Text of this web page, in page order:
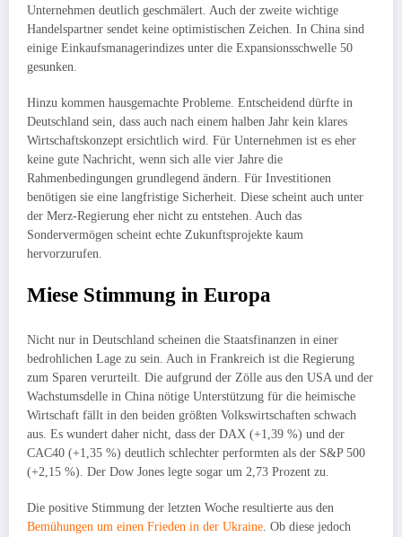
Unternehmen deutlich geschmälert. Auch der zweite wichtige
Handelspartner sendet keine optimistischen Zeichen. In China sind
einige Einkaufsmanagerindizes unter die Expansionsschwelle 50
gesunken.
Hinzu kommen hausgemachte Probleme. Entscheidend dürfte in
Deutschland sein, dass auch nach einem halben Jahr kein klares
Wirtschaftskonzept ersichtlich wird. Für Unternehmen ist es eher
keine gute Nachricht, wenn sich alle vier Jahre die
Rahmenbedingungen grundlegend ändern. Für Investitionen
benötigen sie eine langfristige Sicherheit. Diese scheint auch unter
der Merz-Regierung eher nicht zu entstehen. Auch das
Sondervermögen scheint echte Zukunftsprojekte kaum
hervorzurufen.
Miese Stimmung in Europa
Nicht nur in Deutschland scheinen die Staatsfinanzen in einer
bedrohlichen Lage zu sein. Auch in Frankreich ist die Regierung
zum Sparen verurteilt. Die aufgrund der Zölle aus den USA und der
Wachstumsdelle in China nötige Unterstützung für die heimische
Wirtschaft fällt in den beiden größten Volkswirtschaften schwach
aus. Es wundert daher nicht, dass der DAX (+1,39 %) und der
CAC40 (+1,35 %) deutlich schlechter performten als der S&P 500
(+2,15 %). Der Dow Jones legte sogar um 2,73 Prozent zu.
Die positive Stimmung der letzten Woche resultierte aus den
Bemühungen um einen Frieden in der Ukraine . Ob diese jedoch